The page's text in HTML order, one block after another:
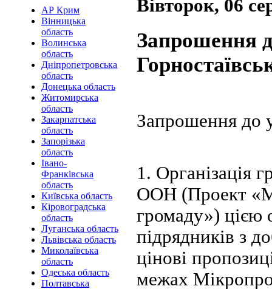
АР Крим
Вінницька
область
Волинська
область
Дніпропетровська
область
Донецька область
Житомирська
область
Закарпатська
область
Запорізька
область
Івано-
Франківська
область
Київська область
Кіровоградська
область
Луганська область
Львівська область
Миколаївська
область
Одеська область
Полтавська
Вівторок, 06
Запрошення
Запрошення до
1. Організація
ООН (Проект
громаду») цією
підрядників з
цінові
межах